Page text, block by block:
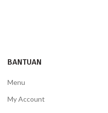
BANTUAN
Menu
My Account